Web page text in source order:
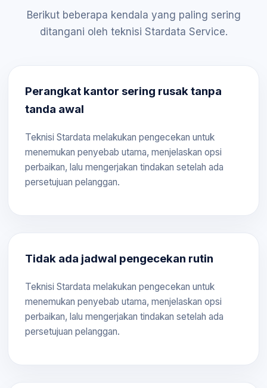
Berikut beberapa kendala yang paling sering
ditangani oleh teknisi Stardata Service.
Perangkat kantor sering rusak tanpa
tanda awal
Teknisi Stardata melakukan pengecekan untuk
menemukan penyebab utama, menjelaskan opsi
perbaikan, lalu mengerjakan tindakan setelah ada
persetujuan pelanggan.
Tidak ada jadwal pengecekan rutin
Teknisi Stardata melakukan pengecekan untuk
menemukan penyebab utama, menjelaskan opsi
perbaikan, lalu mengerjakan tindakan setelah ada
persetujuan pelanggan.